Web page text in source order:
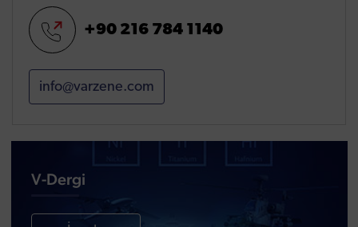
+90 216 784 1140
info@varzene.com
V-Dergi